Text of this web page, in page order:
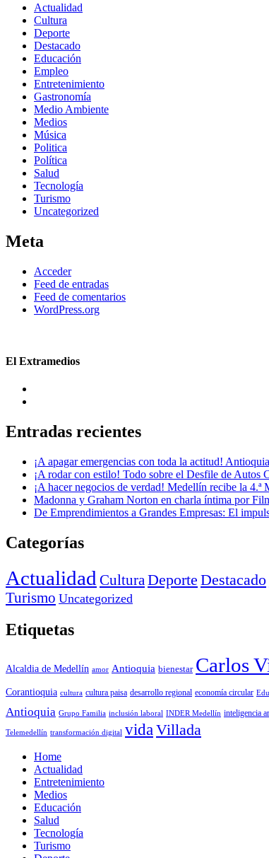
Actualidad
Cultura
Deporte
Destacado
Educación
Empleo
Entretenimiento
Gastronomía
Medio Ambiente
Medios
Música
Politica
Política
Salud
Tecnología
Turismo
Uncategorized
Meta
Acceder
Feed de entradas
Feed de comentarios
WordPress.org
El Extramedios
Entradas recientes
¡A apagar emergencias con toda la actitud!
¡A rodar con estilo! Todo sobre el Desfile de Autos
¡A hacer negocios de verdad! Medellín recibe la
Madonna y Graham Norton en charla íntima por
De Emprendimientos a Grandes Empresas: El
Categorías
Actualidad Cultura Deporte Destacado
Turismo Uncategorized
Etiquetas
Alcaldia de Medellín amor Antioquia bienestar Carlos
Corantioquia cultura cultura paisa desarrollo regional economía circular
Antioquia Grupo Familia inclusión laboral INDER Medellín inteligencia
Telemedellín transformación digital vida Villada
Home
Actualidad
Entretenimiento
Medios
Educación
Salud
Tecnología
Turismo